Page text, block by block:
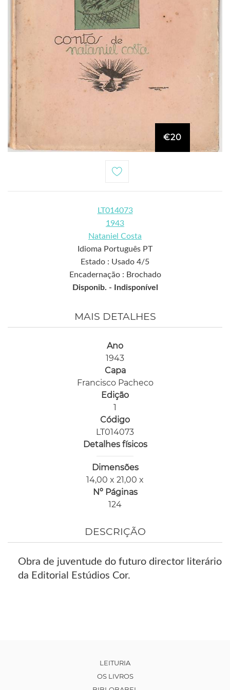
€20
LT014073
1943
Nataniel Costa
Idioma Português PT
Estado : Usado 4/5
Encadernação : Brochado
Disponib. -
Indisponível
MAIS DETALHES
Ano
1943
Capa
Francisco Pacheco
Edição
1
Código
LT014073
Detalhes físicos
Dimensões
14,00 x 21,00 x
Nº Páginas
124
DESCRIÇÃO
Obra de juventude do futuro director literário
da Editorial Estúdios Cor.
LEITURIA
OS LIVROS